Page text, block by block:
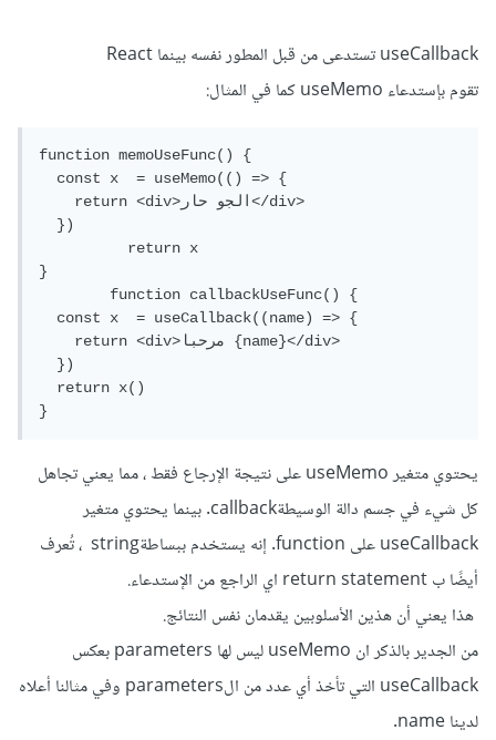
useCallback تستدعى من قبل المطور نفسه بينما React
تقوم بإستدعاء useMemo كما في المثال:
function memoUseFunc() {
const x  = useMemo(() => {
return <div>الجو حار</div>
})
}
	function callbackUseFunc() {
const x  = useCallback((name) => {
return <div>مرحبا {name}</div>
})
return x()
يحتوي متغير useMemo على نتيجة الإرجاع فقط ، مما يعني تجاهل
كل شيء في جسم دالة الوسيطةcallback. بينما يحتوي متغير
useCallback على function. إنه يستخدم ببساطةstring ، تُعرف
أيضًا ب return statement اي الراجع من الإستدعاء.
هذا يعني أن هذين الأسلوبين يقدمان نفس النتائج.
من الجدير بالذكر ان useMemo ليس لها parameters بعكس
useCallback التي تأخذ أي عدد من الparameters وفي مثالنا أعلاه
لدينا name.